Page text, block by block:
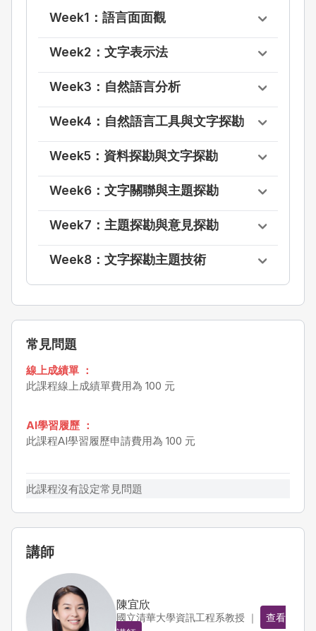
Week1：語言面面觀
Week2：文字表示法
Week3：自然語言分析
Week4：自然語言工具與文字探勘
Week5：資料探勘與文字探勘
Week6：文字關聯與主題探勘
Week7：主題探勘與意見探勘
Week8：文字探勘主題技術
常見問題
線上成績單 ：
此課程線上成績單費用為 100 元
AI學習履歷 ：
此課程AI學習履歷申請費用為 100 元
此課程沒有設定常見問題
講師
陳宜欣
國立清華大學資訊工程系教授 ｜
查看